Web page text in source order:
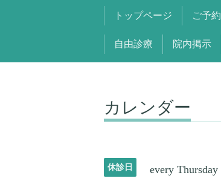
トップページ ご予約
自由診療 院内掲示
カレンダー
休診日 every Thursday